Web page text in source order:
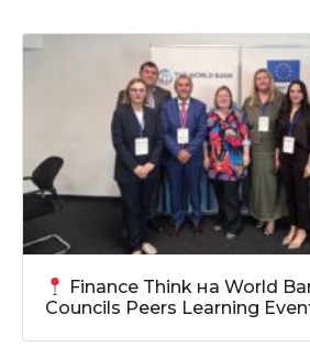
Finance Think на World
Councils Peers Learning